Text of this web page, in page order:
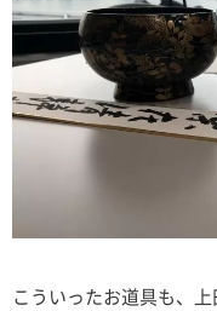
こういったお道具も、